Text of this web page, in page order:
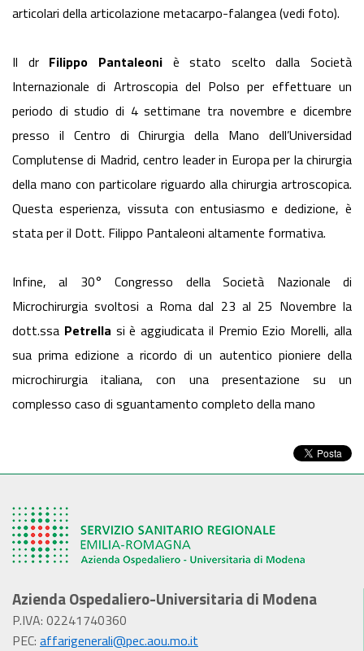
articolari della articolazione metacarpo-falangea (vedi foto).
Il dr Filippo Pantaleoniè stato scelto dalla Società
Internazionale di Artroscopia del Polso per effettuare un
periodo di studio di 4 settimane tra novembre e dicembre
presso il Centro di Chirurgia della Mano dell’Universidad
Complutense di Madrid, centro leader in Europa per la chirurgia
della mano con particolare riguardo alla chirurgia artroscopica.
Questa esperienza, vissuta con entusiasmo e dedizione, è
stata per il Dott. Filippo Pantaleoni altamente formativa.
Infine, al 30° Congresso della Società Nazionale di
Microchirurgia svoltosi a Roma dal 23 al 25 Novembre la
dott.ssa Petrella si è aggiudicata il Premio Ezio Morelli, alla
sua prima edizione a ricordo di un autentico pioniere della
microchirurgia italiana, con una presentazione su un
complesso caso di sguantamento completo della mano
Azienda Ospedaliero-Universitaria di Modena
P.IVA: 02241740360
PEC: affarigenerali@pec.aou.mo.it